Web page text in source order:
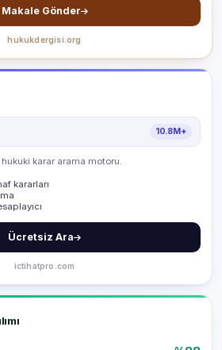
Makale Gönder
hukukdergisi.org
10.8M+
hukuki karar arama motoru.
kararları
Ücretsiz Ara
ictihatpro.com